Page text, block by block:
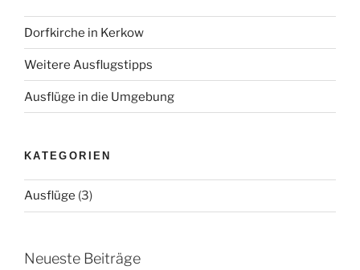
Dorfkirche in Kerkow
Weitere Ausflugstipps
Ausflüge in die Umgebung
KATEGORIEN
Ausflüge (3)
Neueste Beiträge